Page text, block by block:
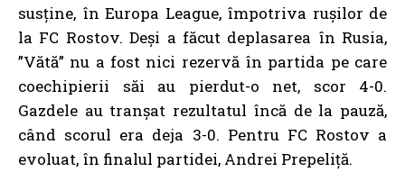
susține, în Europa League, împotriva rușilor de
la FC Rostov. Deși a făcut deplasarea în Rusia,
”Vătă” nu a fost nici rezervă în partida pe care
coechipierii săi au pierdut-o net, scor 4-0.
Gazdele au tranșat rezultatul încă de la pauză,
când scorul era deja 3-0. Pentru FC Rostov a
evoluat, în finalul partidei, Andrei Prepeliță.